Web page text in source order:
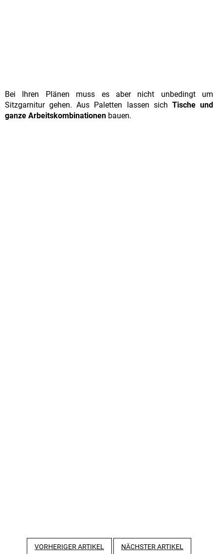
Bei Ihren Plänen muss es aber nicht unbedingt um
Sitzgarnitur gehen. Aus Paletten lassen sich Tische und
ganze Arbeitskombinationen bauen.
VORHERIGER ARTIKEL NÄCHSTER ARTIKEL